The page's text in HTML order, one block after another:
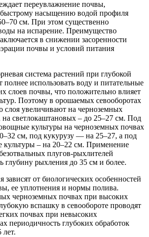
переувлажнение почвы,
быстрому насыщению водой профиля
см. При этом существенно
на испарение. Преимущество
в снижении засоренности
почвы и условий питания
система растений при глубокой
полнее использовать воду и питательные
слоев почвы, что положительно влияет
Поэтому в орошаемых севооборотах
слоя увеличивают на черноземных
на светлокаштановых – до 25–27 см. Под
культуры на черноземных почвах
см, под кукурузу — на 25–27, а под
культуры – на 20–22 см. Применение
плугов-рыхлителей
глубину рыхления до 35 см и более.
зависят от биологических особенностей
ее уплотнения и нормы полива.
черноземных почвах при высоких
вспашку в севообороте проводят
почвах при невысоких
периодичность глубоких обработок
лет.